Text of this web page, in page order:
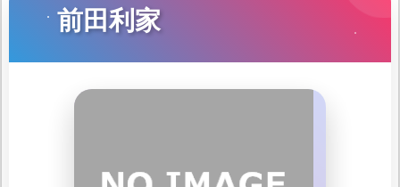
前田利家